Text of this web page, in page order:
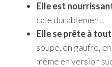
Elle est
cale durablement.
Elle se prête à
soupe, en gaufre,
même en version